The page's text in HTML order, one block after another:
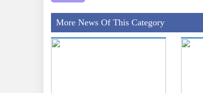
More News Of This Category